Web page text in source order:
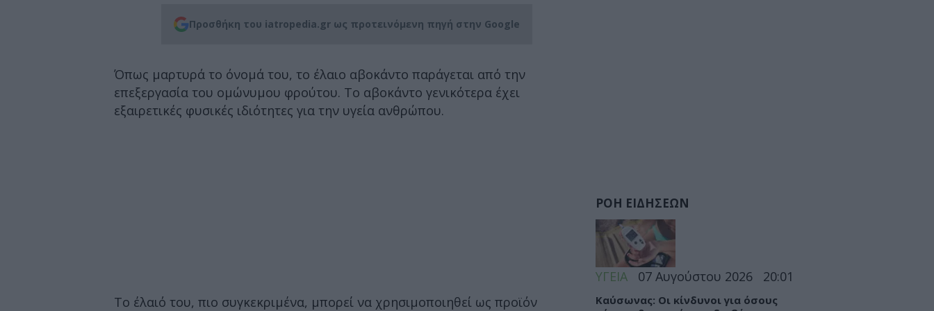
Προσθήκη του iatropedia.gr ως προτεινόμενη πηγή στην Google
Όπως μαρτυρά το όνομά του, το έλαιο αβοκάντο παράγεται από την
επεξεργασία του ομώνυμου φρούτου. Το αβοκάντο γενικότερα έχει
εξαιρετικές φυσικές ιδιότητες για την υγεία ανθρώπου.
Το έλαιό του, πιο συγκεκριμένα, μπορεί να χρησιμοποιηθεί ως προϊόν
ΡΟΗ ΕΙΔΗΣΕΩΝ
ΥΓΕΙΑ 07 Αυγούστου 2026 20:01
Καύσωνας: Οι κίνδυνοι για όσους